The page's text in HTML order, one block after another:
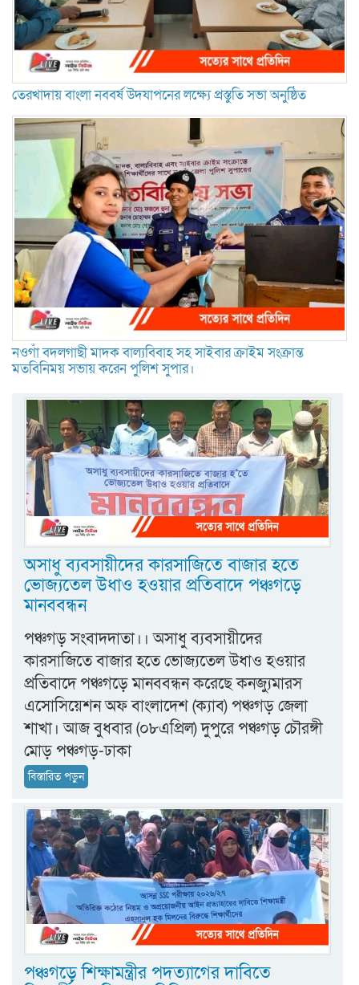
তেরখাদায় বাংলা নববর্ষ উদযাপনের লক্ষ্যে প্রস্তুতি সভা অনুষ্ঠিত
নওগাঁ বদলগাছী মাদক বাল্যবিবাহ সহ সাইবার ক্রাইম সংক্রান্ত
মতবিনিময় সভায় করেন পুলিশ সুপার।
অসাধু ব্যবসায়ীদের কারসাজিতে বাজার হতে
ভোজ্যতেল উধাও হওয়ার প্রতিবাদে পঞ্চগড়ে
মানববন্ধন
পঞ্চগড় সংবাদদাতা।। অসাধু ব্যবসায়ীদের
কারসাজিতে বাজার হতে ভোজ্যতেল উধাও হওয়ার
প্রতিবাদে পঞ্চগড়ে মানববন্ধন করেছে কনজ্যুমারস
এসোসিয়েশন অফ বাংলাদেশ (ক্যাব) পঞ্চগড় জেলা
শাখা। আজ বুধবার (০৮এপ্রিল) দুপুরে পঞ্চগড় চৌরঙ্গী
মোড় পঞ্চগড়-ঢাকা
বিস্তারিত পড়ুন
পঞ্চগড়ে শিক্ষামন্ত্রীর পদত্যাগের দাবিতে